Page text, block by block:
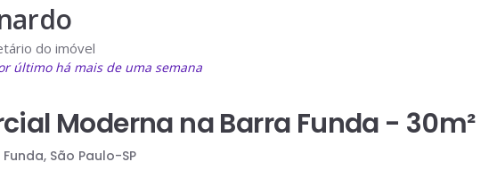
do imóvel
último há mais de uma semana
Moderna na Barra Funda - 30m²
São Paulo-SP